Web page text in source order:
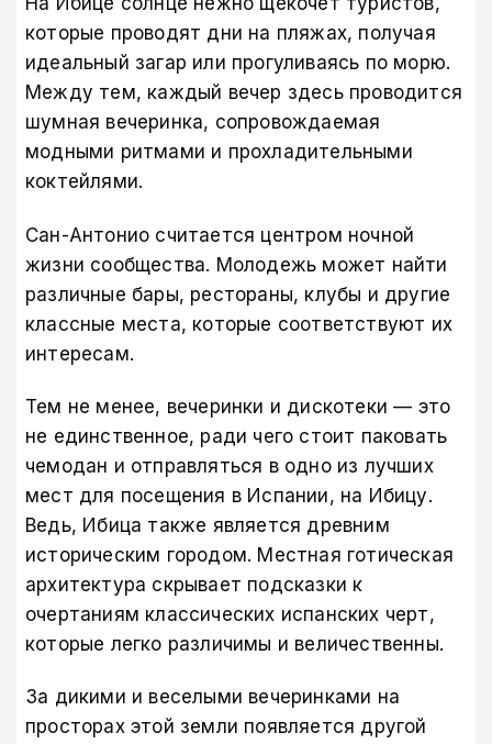
которые проводят дни на пляжах, получая
идеальный загар или прогуливаясь по морю.
Между тем, каждый вечер здесь проводится
шумная вечеринка, сопровождаемая
модными ритмами и прохладительными
коктейлями.
Сан-Антонио считается центром ночной
жизни сообщества. Молодежь может найти
различные бары, рестораны, клубы и другие
классные места, которые соответствуют их
интересам.
Тем не менее, вечеринки и дискотеки — это
не единственное, ради чего стоит паковать
чемодан и отправляться в одно из лучших
мест для посещения в Испании, на Ибицу.
Ведь, Ибица также является древним
историческим городом. Местная готическая
архитектура скрывает подсказки к
очертаниям классических испанских черт,
которые легко различимы и величественны.
За дикими и веселыми вечеринками на
просторах этой земли появляется другой